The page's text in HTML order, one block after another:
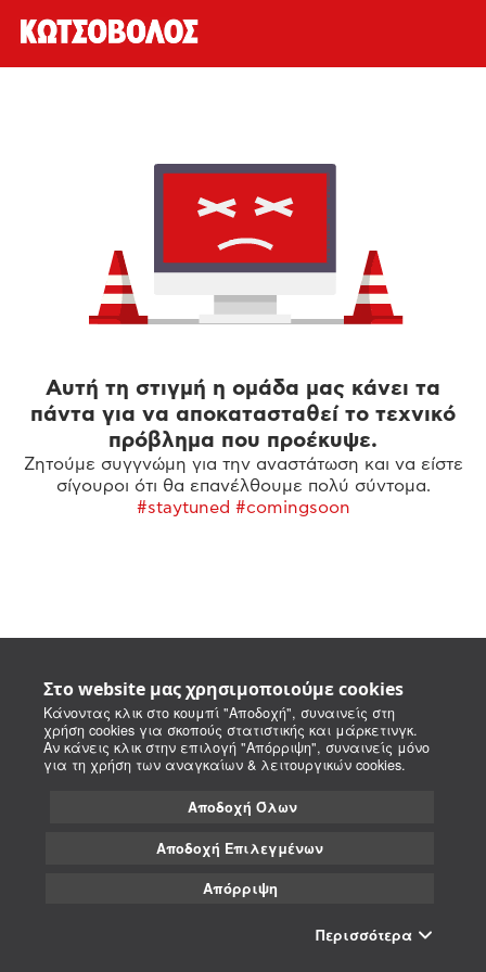
Στο website μας χρησιμοποιούμε cookies
Κάνοντας κλικ στο κουμπί "Αποδοχή", συναινείς στη
χρήση cookies για σκοπούς στατιστικής και μάρκετινγκ.
Αν κάνεις κλικ στην επιλογή "Απόρριψη", συναινείς μόνο
για τη χρήση των αναγκαίων & λειτουργικών cookies.
Αποδοχή Όλων
Αποδοχή Επιλεγμένων
Απόρριψη
Περισσότερα
Αυτή τη στιγμή η ομάδα μας κάνει τα
πάντα για να αποκατασταθεί το τεχνικό
πρόβλημα που προέκυψε.
Ζητούμε συγγνώμη για την αναστάτωση και να είστε
σίγουροι ότι θα επανέλθουμε πολύ σύντομα.
#staytuned #comingsoon